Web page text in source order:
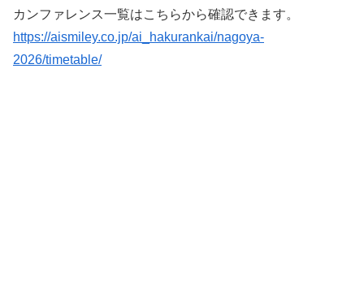
カンファレンス一覧はこちらから確認できます。
https://aismiley.co.jp/ai_hakurankai/nagoya-
2026/timetable/